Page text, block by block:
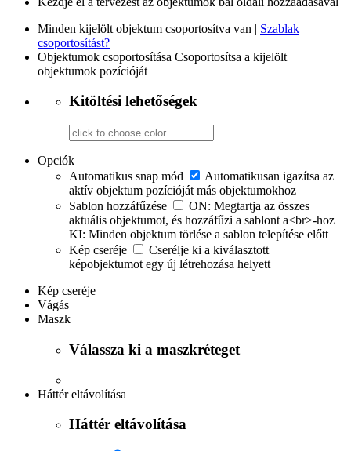
Minden kijelölt objektum csoportosítva van | Szablak
csoportosítást?
Objektumok csoportosítása Csoportosítsa a kijelölt
objektumok pozícióját
Kitöltési lehetőségek
Opciók
Automatikus snap mód
Automatikusan igazítsa az
aktív objektum pozícióját más objektumokhoz
Sablon hozzáfűzése
ON: Megtartja az összes
aktuális objektumot, és hozzáfűzi a sablont a<br>-hoz
KI: Minden objektum törlése a sablon telepítése előtt
Kép cseréje
Cserélje ki a kiválasztott
képobjektumot egy új létrehozása helyett
Kép cseréje
Vágás
Maszk
Válassza ki a maszkréteget
Háttér eltávolítása
Háttér eltávolítása